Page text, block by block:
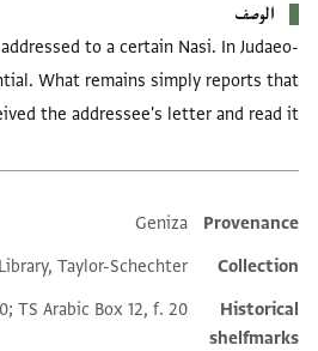
الوصف
to a certain Nasi. In Judaeo-
What remains simply reports that
the addressee's letter and read it.
Additional metadata
Provenance
Geniza
Collection
Taylor-Schechter
Historical
shelfmarks
TS Arabic Box 12, f. 20